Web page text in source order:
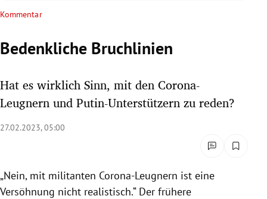
Untermenü
Untermenü
Untermenü
Untermenü
Untermenü
Kommentar
Bedenkliche Bruchlinien
Hat es wirklich Sinn, mit den Corona-
Leugnern und Putin-Unterstützern zu reden?
27.02.2023, 05:00
„Nein, mit militanten Corona-Leugnern ist eine
Versöhnung nicht realistisch.“ Der frühere